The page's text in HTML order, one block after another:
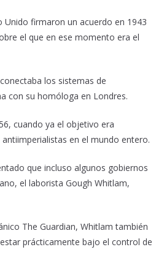
Unido firmaron un acuerdo en 1943
el que en ese momento era el
los sistemas de
con su homóloga en Londres.
cuando ya el objetivo era
en el mundo entero.
que incluso algunos gobiernos
el laborista Gough Whitlam,
The Guardian, Whitlam también
prácticamente bajo el control de